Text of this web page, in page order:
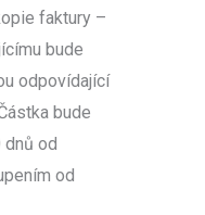
faktury –
bude
odpovídající
bude
od
od